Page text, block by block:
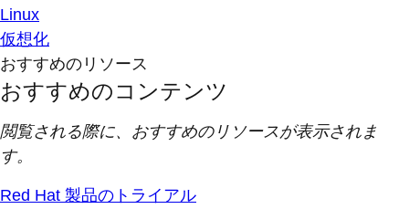
Linux
仮想化
おすすめのリソース
おすすめのコンテンツ
閲覧される際に、おすすめのリソースが表示されま
す。
Red Hat 製品のトライアル